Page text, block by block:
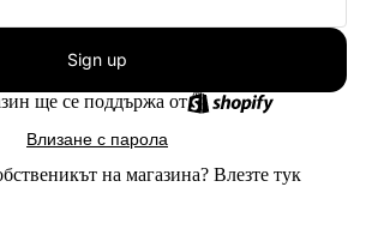
Sign up
ще се поддържа от
Влизане с парола
на магазина? Влезте тук